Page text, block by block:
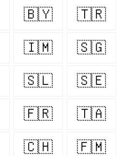
🇧🇾 🇹🇷
🇮🇲 🇸🇬
🇸🇱 🇸🇪
🇫🇷 🇹🇦
🇨🇭 🇫🇲